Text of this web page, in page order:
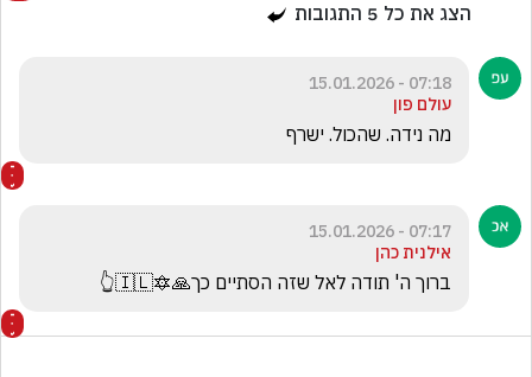
הצג את כל 5 התגובות
07:18 - 15.01.2026
עולם פון
מה נידה. שהכול. ישרף
07:17 - 15.01.2026
אילנית כהן
ברוך ה' תודה לאל שזה הסתיים כך🙏🔯🇮🇱👆